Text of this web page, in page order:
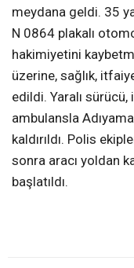
meydana geldi. 35
N 0864 plakalı
hakimiyetini
üzerine, sağlık,
edildi. Yaralı
ambulansla
kaldırıldı. Polis
sonra aracı yoldan
başlatıldı.